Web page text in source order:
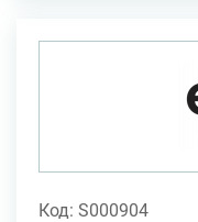
Код: S000904